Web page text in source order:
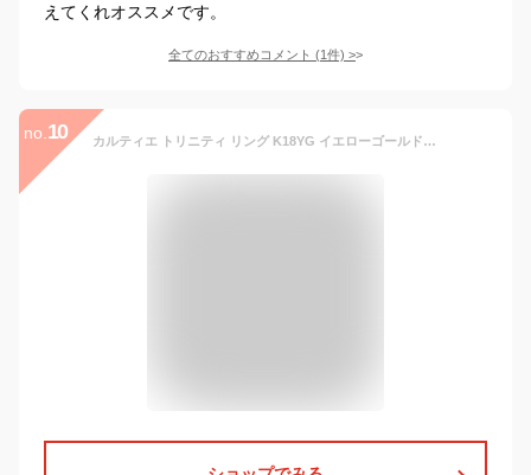
えてくれオススメです。
全てのおすすめコメント (1件) >
no. 10 カルティエ トリニティ リング K18YG イエローゴールド K18PG ピンクゴールド K18WG ホワイトゴールド (J341973) [並行輸入品]